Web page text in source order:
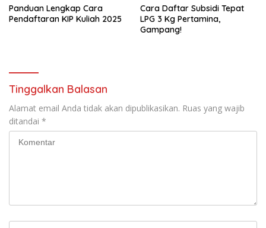
Panduan Lengkap Cara
Pendaftaran KIP Kuliah 2025
Cara Daftar Subsidi Tepat
LPG 3 Kg Pertamina,
Gampang!
Tinggalkan Balasan
Alamat email Anda tidak akan dipublikasikan. Ruas yang wajib
ditandai *